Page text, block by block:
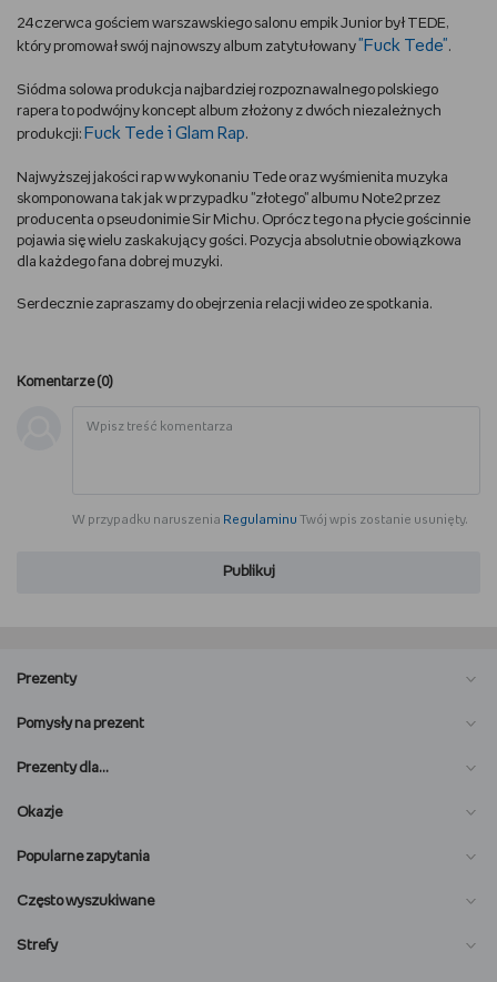
DBAM O URODĘ
URZĄDZAM I DEKORUJĘ
MAM ZWIERZĘTA
PASJE DZIECKA
GRAM
WSZYSTKO O LEGO
POD PATRONATEM EMPIKU
24 czerwca gościem warszawskiego salonu empik Junior był TEDE,
który promował swój najnowszy album zatytułowany"Fuck Tede".
Siódma solowa produkcja najbardziej rozpoznawalnego polskiego
rapera to podwójny koncept album złożony z dwóch niezależnych
produkcji: Fuck Tede i Glam Rap.
Najwyższej jakości rap w wykonaniu Tede oraz wyśmienita muzyka
skomponowana tak jak w przypadku "złotego" albumu Note2 przez
producenta o pseudonimie Sir Michu. Oprócz tego na płycie gościnnie
pojawia się wielu zaskakujący gości. Pozycja absolutnie obowiązkowa
dla każdego fana dobrej muzyki.
Serdecznie zapraszamy do obejrzenia relacji wideo ze spotkania.
Komentarze (0)
W przypadku naruszenia Regulaminu Twój wpis zostanie usunięty.
Publikuj
Prezenty
Pomysły na prezent
Prezenty dla…
Okazje
Popularne zapytania
Często wyszukiwane
Strefy